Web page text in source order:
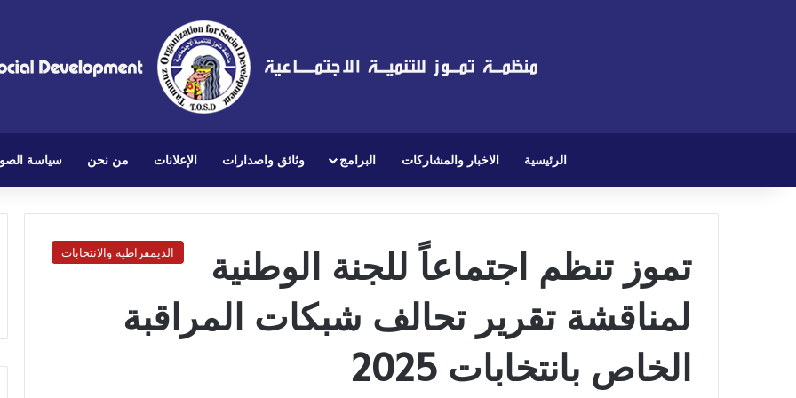
الرئيسية الاخبار والمشاركات البرامج وثائق واصدارات الإعلانات من نحن سياسة
الديمقراطية والانتخابات
تموز تنظم اجتماعاً للجنة الوطنية
لمناقشة تقرير تحالف شبكات المراقبة
الخاص بانتخابات 2025